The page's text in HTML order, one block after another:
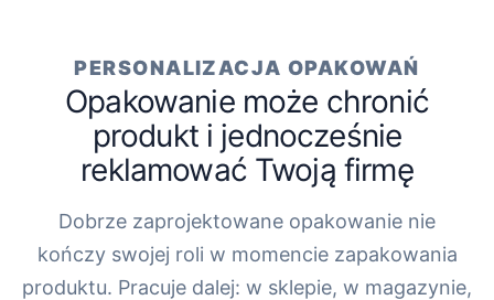
PERSONALIZACJA OPAKOWAŃ
Opakowanie może chronić
produkt i jednocześnie
reklamować Twoją firmę
Dobrze zaprojektowane opakowanie nie
kończy swojej roli w momencie zapakowania
produktu. Pracuje dalej: w sklepie, w magazynie,